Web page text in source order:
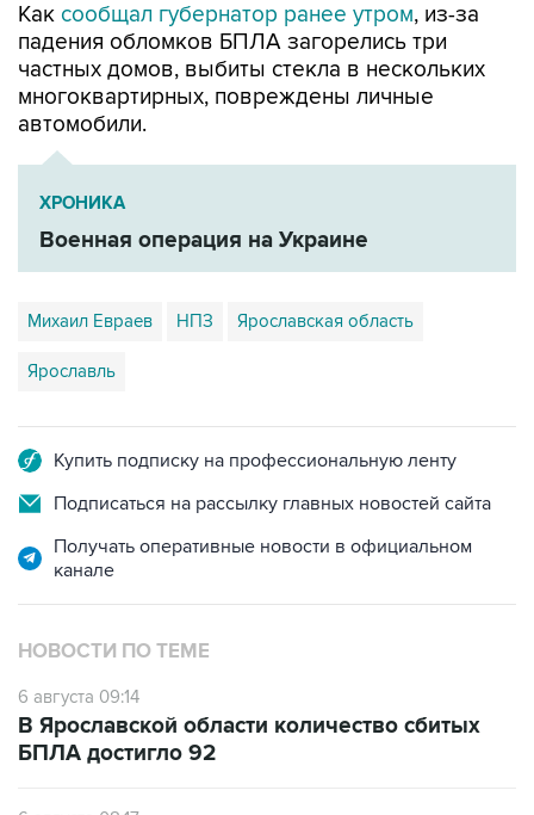
Как сообщал губернатор ранее утром, из-за
падения обломков БПЛА загорелись три
частных домов, выбиты стекла в нескольких
многоквартирных, повреждены личные
автомобили.
ХРОНИКА
Военная операция на Украине
Михаил Евраев НПЗ Ярославская область
Ярославль
Купить подписку на профессиональную ленту
Подписаться на рассылку главных новостей сайта
Получать оперативные новости в официальном
канале
НОВОСТИ ПО ТЕМЕ
6 августа 09:14
В Ярославской области количество сбитых
БПЛА достигло 92